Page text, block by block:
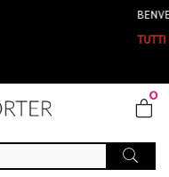
BENVENUTI SU
TUTTI GLI ORDINI
0